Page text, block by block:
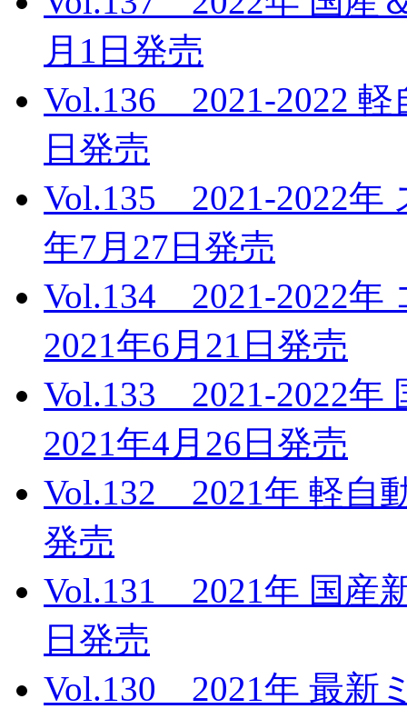
月1日発売
Vol.136 2021-2022
日発売
Vol.135 2021-2022
年7月27日発売
Vol.134 2021-2022
2021年6月21日発売
Vol.133 2021-2022
2021年4月26日発売
Vol.132 2021年 軽自
発売
Vol.131 2021年 国産
日発売
Vol.130 2021年 最新